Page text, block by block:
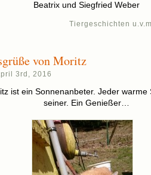
Beatrix und Siegfried Weber
Tiergeschichten
von Moritz
3rd, 2016
ist ein Sonnenanbeter. Jeder warme
seiner. Ein Genießer…